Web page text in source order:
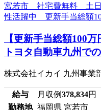
【更新手当総額100
トヨタ自動車九州で
株式会社イカイ 九州事業
給与 月収例378,834円
勤務地 福岡県 宮若市